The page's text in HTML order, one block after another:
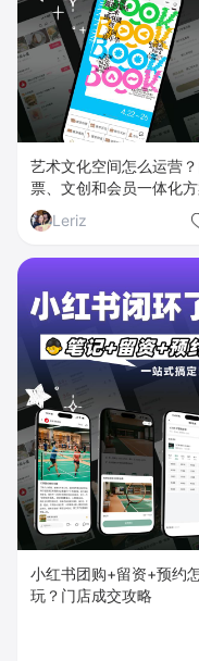
艺术文化空间怎么运营
票、文创和会员一体化
Leriz
小红书团购+留资+预约
玩？门店成交攻略